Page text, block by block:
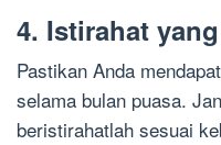
4. Istirahat
Pastikan Anda
selama bulan puasa.
beristirahatlah sesuai